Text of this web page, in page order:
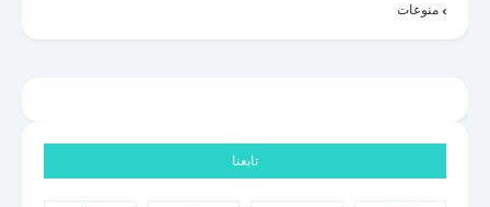
منوعات
تابعنا